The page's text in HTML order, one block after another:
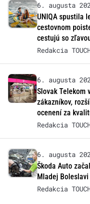
6. augusta
UNIQA spustila
cestovnom
cestujú so
Redakcia
6. augusta
Slovak Telekom
zákazníkov,
ocenení za
Redakcia
6. augusta
Škoda Auto
Mladej Boleslavi
Redakcia